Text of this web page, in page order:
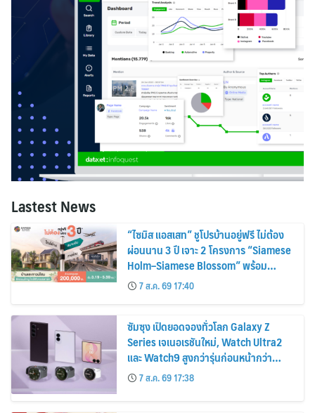
Lastest News
“ไซมิส แอสเสท” ชูโปรบ้านอยู่ฟรี ไม่ต้อง
ผ่อนนาน 3 ปี เจาะ 2 โครงการ “Siamese
Holm–Siamese Blossom” พร้อม
ส่วนลดและสิทธิพิเศษถึง 31 สิงหาคม
2569
7 ส.ค. 69 17:40
ซัมซุง เปิดยอดจองทั่วโลก Galaxy Z
Series เจเนอเรชันใหม่, Watch Ultra2
และ Watch9 สูงกว่ารุ่นก่อนหน้ากว่า
30%7 ส.ค. 69 17:38